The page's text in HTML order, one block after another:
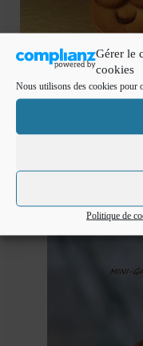
Gérer le
cookies
Nous utilisons des cookies pour
Politique de
et la 3 ième